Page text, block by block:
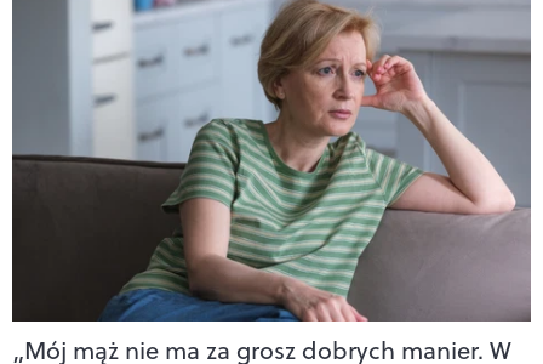
„Mój mąż nie ma za grosz dobrych manier. W